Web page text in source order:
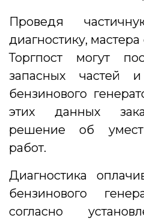
Проведя
диагностику,
Торгпост могут
запасных частей
бензинового
этих данных
решение об
работ.
Диагностика
бензинового
согласно